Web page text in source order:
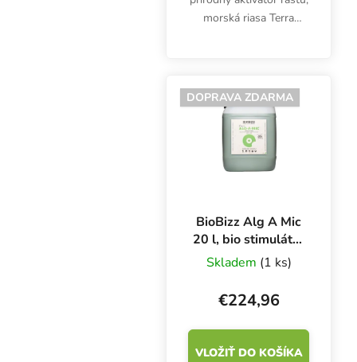
morská riasa Terra
rozvoj koreňov a listov,
veľkosť kvetov a
celkové...
DOPRAVA ZDARMA
BioBizz Alg A Mic
20 l, bio stimulátor
rastu
Skladem (1 ks)
€224,96
VLOŽIŤ DO KOŠÍKA